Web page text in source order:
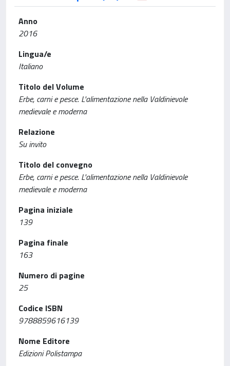
Anno
2016
Lingua/e
Italiano
Titolo del Volume
Erbe, carni e pesce. L'alimentazione nella Valdinievole
medievale e moderna
Relazione
Su invito
Titolo del convegno
Erbe, carni e pesce. L'alimentazione nella Valdinievole
medievale e moderna
Pagina iniziale
139
Pagina finale
163
Numero di pagine
25
Codice ISBN
9788859616139
Nome Editore
Edizioni Polistampa